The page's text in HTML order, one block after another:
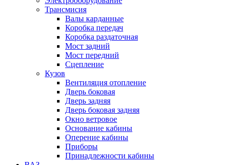
Трансмисия
Валы карданные
Коробка передач
Коробка раздаточная
Мост задний
Мост передний
Сцепление
Кузов
Вентиляция отопление
Дверь боковая
Дверь задняя
Дверь боковая задняя
Окно ветровое
Основание кабины
Оперение кабины
Приборы
Принадлежности кабины